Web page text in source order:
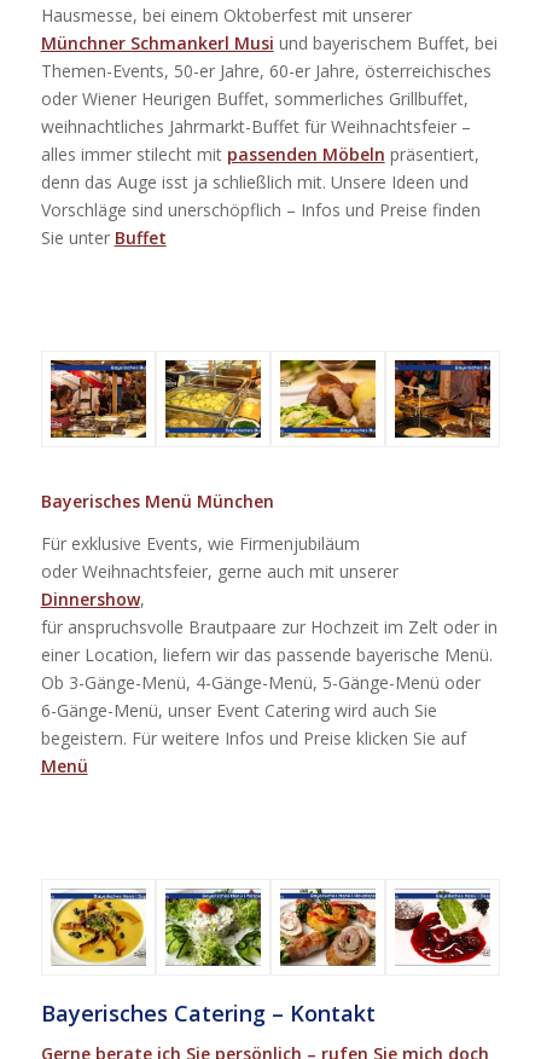
Hausmesse, bei einem Oktoberfest mit unserer
Münchner Schmankerl Musi und bayerischem Buffet, bei
Themen-Events, 50-er Jahre, 60-er Jahre, österreichisches
oder Wiener Heurigen Buffet, sommerliches Grillbuffet,
weihnachtliches Jahrmarkt-Buffet für Weihnachtsfeier –
alles immer stilecht mit passenden Möbeln präsentiert,
denn das Auge isst ja schließlich mit. Unsere Ideen und
Vorschläge sind unerschöpflich – Infos und Preise finden
Sie unter Buffet
Bayerisches Menü München
Für exklusive Events, wie Firmenjubiläum
oder Weihnachtsfeier, gerne auch mit unserer
Dinnershow,
für anspruchsvolle Brautpaare zur Hochzeit im Zelt oder in
einer Location, liefern wir das passende bayerische Menü.
Ob 3-Gänge-Menü, 4-Gänge-Menü, 5-Gänge-Menü oder
6-Gänge-Menü, unser Event Catering wird auch Sie
begeistern. Für weitere Infos und Preise klicken Sie auf
Menü
Bayerisches Catering – Kontakt
Gerne berate ich Sie persönlich – rufen Sie mich doch